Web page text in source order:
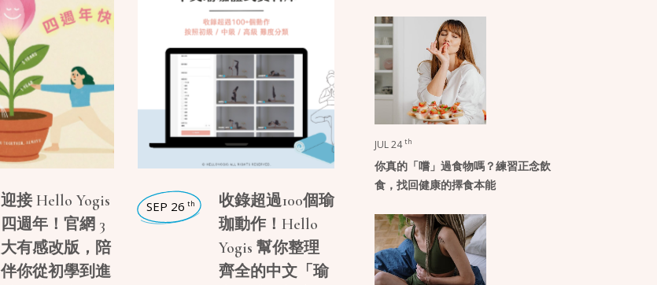
迎接 Hello Yogis
四週年！官網 3
大有感改版，陪
伴你從初學到進
SEP 26 th
收錄超過100個瑜
珈動作！Hello
Yogis 幫你整理
齊全的中文「瑜
JUL 24 th
你真的「嚐」過食物嗎？練習正念飲
食，找回健康的擇食本能